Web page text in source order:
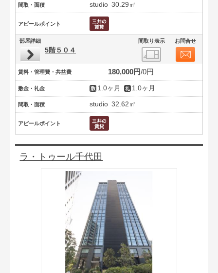
間取・面積 studio 30.29㎡
アピールポイント
部屋詳細 間取り表示 お問合せ
5階５０４
賃料・管理費・共益費 180,000円 0円
敷金・礼金 1.0ヶ月 1.0ヶ月
間取・面積 studio 32.62㎡
アピールポイント
ラ・トゥール千代田